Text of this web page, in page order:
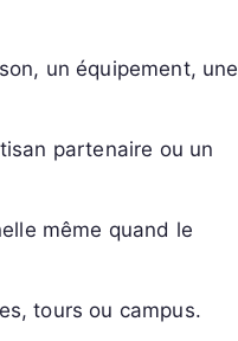
un équipement, une
partenaire ou un
même quand le
tours ou campus.